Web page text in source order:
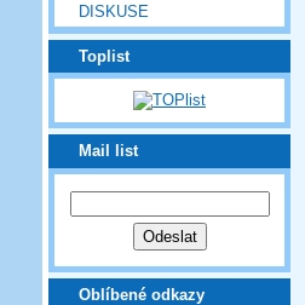
DISKUSE
Toplist
Mail list
Oblíbené odkazy